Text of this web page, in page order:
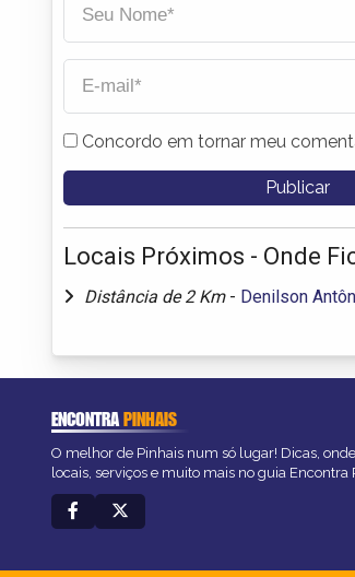
Concordo em tornar meu
Locais Próximos - Onde
Distância de 2 Km - Denilson
ENCONTRAPINHAIS
O melhor de Pinhais num só lugar! Dicas,
locais, serviços e muito mais no guia Encontra